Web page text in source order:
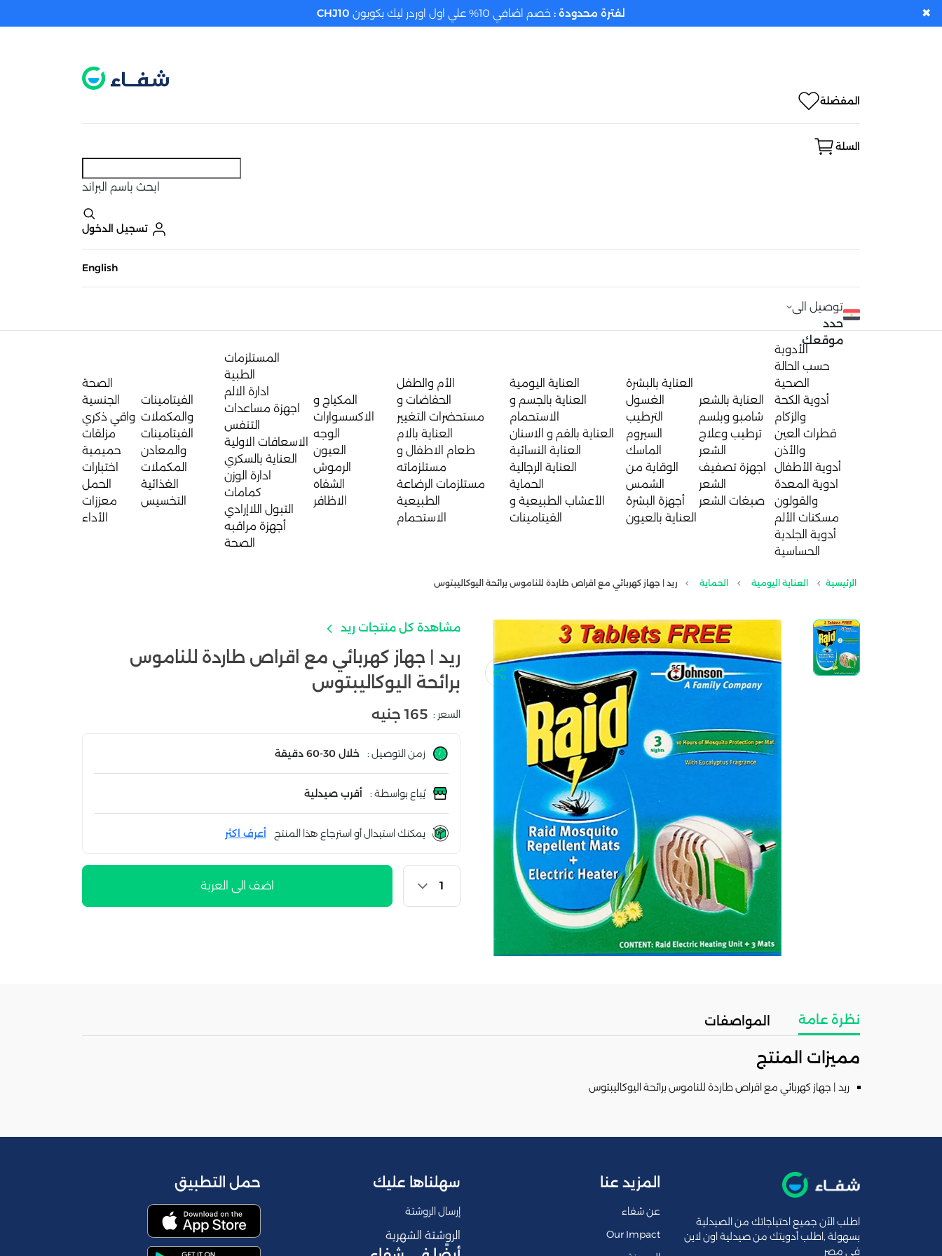
المفضلة
السلة
ابحث باسم البراند
تسجيل الدخول
English
توصيل الى
حدد
موقعك
الأدوية
حسب الحالة
الصحية
أدوية الكحة
والزكام
قطرات العين
والأذن
أدوية الأطفال
ادوية المعدة
والقولون
مسكنات الألم
أدوية الجلدية
الحساسية
العناية بالشعر
شامبو وبلسم
ترطيب وعلاج
الشعر
اجهزة تصفيف
الشعر
صبغات الشعر
العناية بالبشرة
الغسول
الترطيب
السيروم
الماسك
الوقاية من
الشمس
أجهزة البشرة
العناية بالعيون
العناية اليومية
العناية بالجسم و
الاستحمام
العناية بالفم و الاسنان
العناية النسائية
العناية الرجالية
الحماية
الأعشاب الطبيعية و
الفيتامينات
الأم والطفل
الحفاضات و
مستحضرات التغيير
العناية بالام
طعام الاطفال و
مستلزماته
مستلزمات الرضاعة
الطبيعية
الاستحمام
المكياج و
الاكسسوارات
الوجه
العيون
الرموش
الشفاه
الاظافر
المستلزمات
الطبية
ادارة الالم
اجهزة مساعدات
التنفس
الاسعافات الاولية
العناية بالسكري
ادارة الوزن
كمامات
التبول اللاإرادي
أجهزة مراقبه
الصحة
الفيتامينات
والمكملات
الفيتامينات
والمعادن
المكملات
الغذائية
التخسيس
الصحة
الجنسية
واقي ذكري
مزلقات
حميمية
اختبارات
الحمل
معززات
الأداء
الرئيسية العناية اليومية الحماية ريد | جهاز كهربائي مع اقراص طاردة للناموس برائحة اليوكاليبتوس
مشاهدة كل منتجات ريد
ريد | جهاز كهربائي مع اقراص طاردة للناموس
برائحة اليوكاليبتوس
السعر : 165 جنيه
زمن التوصيل : خلال 30-60 دقيقة
يُباع بواسطة : أقرب صيدلية
يمكنك استبدال أو استرجاع هذا المنتج أعرف اكثر
اضف الى العربة
نظرة عامة المواصفات
مميزات المنتج
ريد | جهاز كهربائي مع اقراص طاردة للناموس برائحة اليوكاليبتوس
اطلب الآن جميع احتياجاتك من الصيدلية
بسهولة ,اطلب أدويتك من صيدلية اون لاين
فى مصر
المزيد عنا
عن شفاء
Our Impact
سهلناها عليك
إرسال الروشتة
الروشتة الشهرية
حمل التطبيق
لفترة محدودة : خصم اضافي 10% علي اول اوردر ليك بكوبون CHJ10 ✖